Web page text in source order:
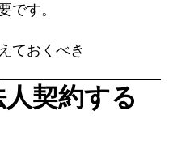
です。
ておくべき
契約する